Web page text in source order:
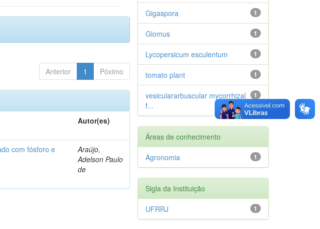
Anterior 1 Póximo
Autor(es)
com fósforo e
Araújo,
Adelson Paulo
de
1
Gigaspora
1
Glomus
1
Lycopersicum esculentum
1
tomato plant
1
vesiculararbuscular mycorrhizal
f...
Áreas de conhecimento
1
Agronomia
Sigla da Instituição
1
UFRRJ